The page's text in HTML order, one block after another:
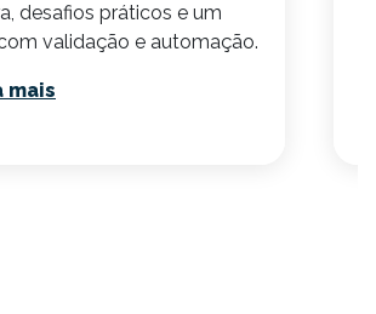
desafios práticos e um
validação e automação.
mais